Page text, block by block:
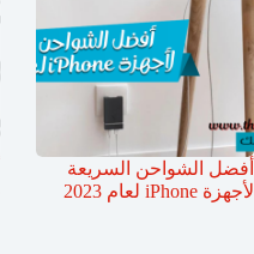
أفضل الشواحن السريعة
لأجهزة iPhone لعام 2023